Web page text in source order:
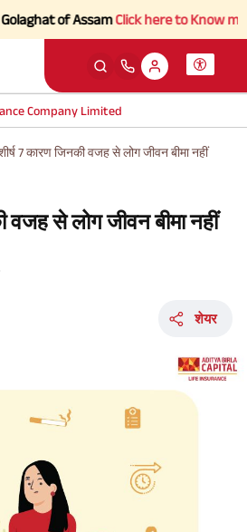
of AssamClick here to Know more.
Company Limited
7 कारण जिनकी वजह से लोग जीवन बीमा नहीं
वजह से लोग जीवन बीमा नहीं
शेयर